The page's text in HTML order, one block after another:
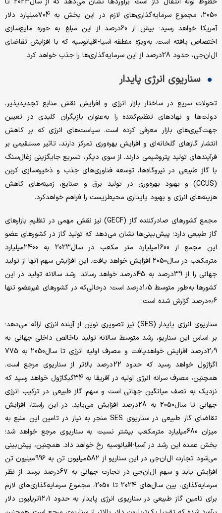
2050، مجموع سرمایه‌گذاری‌های لازم در این بخش به 704میلیارد دلار
آمریکا خواهد رسید؛ بیش از 60درصد از این مبلغ به حوزه مایع‌سازی
اختصاص یافته است. به‌ویژه منطقه آسیا-اقیانوسیه که با افزایش تقاضای
ال‌ان‌جی، حدود 28درصد از این سرمایه‌گذاری‌ها را جذب خواهد کرد.
سناریوی انرژی پایدار
تحولات سریع در ساختار بازار انرژی و افزایش نقش منابع تجدیدپذیر،
دولت‌ها و نهادهای تنظیم‌کننده را به‌عنوان بازیگران کلیدی در تعیین
جهت‌گیری‌های بازار معرفی کرده است. سیاست‌های انرژی که بر کاهش
انتشار گازهای گلخانه‌ای و افزایش بهره‌وری تمرکز دارند، تاثیر مستقیمی بر
فرآیندهای تولید پتروشیمی دارند. از سوی دیگر، تسریع جایگزینی زغال‌سنگ
با گاز طبیعی در نیروگاه‌ها، توسعه فناوری‌های جذب و ذخیره‌سازی کربن
(CCUS) و بهبود بهره‌وری در تولید برق و صنایع، زمینه‌های کاهش
هزینه‌های انرژی و بهبود پایداری محیط‌زیست را فراهم خواهدکرد.
مجمع کشورهای صادرکننده گاز (GECF) نیز نقش مهمی در تنظیم بازارهای
گاز طبیعی دارد؛ پیش‌بینی‌ها نشان می‌دهد که تولید گاز در کشورهای عضو
این مجمع از 1600میلیارد متر مکعب در سال2023 به 2400میلیارد
مترمکعب در سال2050 افزایش خواهد یافت. این افزایش سهم آنها از تولید
جهانی را از 39درصد به 45درصد خواهد رساند. رشد سالانه تولید در این
کشورها به‌طور متوسط 1.5درصد است؛ درحالی‌که در کشورهای غیرعضو تنها
0.6درصد گزارش شده است.
سناریوی انرژی پایدار (SES) نیز تصویری نوین از آینده انرژی ارائه می‌دهد؛
بر اساس این سناریو، رشد متوسط سالانه تولید ناخالص داخلی جهانی به
2.9درصد افزایش خواهدیافت و مصرف اولیه انرژی تا سال2050 به 775
اگزاژول خواهد رسید که حدود 22درصد بالاتر از سناریوی مرجع است.
همچنین، مصرف سرانه انرژی اولیه در آفریقا به 34گیگاژول خواهد رسید که
نزدیک به نصف میانگین جهانی است و سهم گاز طبیعی در ترکیب انرژی
جهانی تا سال2050 به 28درصد افزایش می‌یابد. در این راستا، افزایش
تقاضای گاز طبیعی در سناریوی SES منجر به نیاز در تامین این منبع به
میزان 680میلیارد مترمکعب بیشتر نسبت به سناریوی مرجع خواهد شد؛
بخش عمده این رشد در آسیا-اقیانوسیه رخ خواهد داد. همچنین، پیش‌بینی
می‌شود تجارت ال‌ان‌جی در این سناریو از 582میلیون تن به 996میلیون تن
افزایش یابد و سهم ال‌ان‌جی در تجارت جهانی به 67درصد برسد. از نظر
سرمایه‌گذاری، بین سال‌های 2024 تا 2050، مجموع سرمایه‌گذاری‌های لازم
برای تامین گاز طبیعی در سناریوی انرژی پایدار به حدود 12.1تریلیون دلار